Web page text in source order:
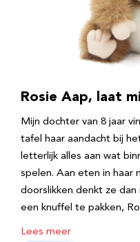
Rosie Aap, laat
Mijn dochter van 8 jaar
tafel haar aandacht bij
letterlijk alles aan wat
spelen. Aan eten in haar
doorslikken denkt ze
een knuffel te pakken,
Lees meer